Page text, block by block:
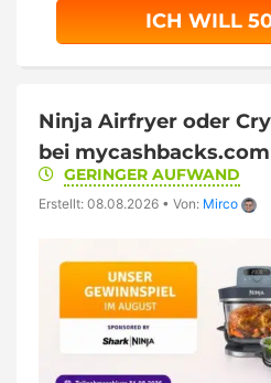
ICH WILL
Ninja Airfryer oder
bei
GERINGER AUFWAND
Erstellt: 08.08.2026 • Von: Mirco